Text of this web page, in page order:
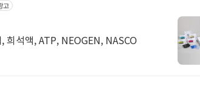
고
희석액, ATP, NEOGEN, NASCO